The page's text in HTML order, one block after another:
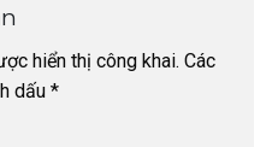
hiển thị công khai. Các
dấu *